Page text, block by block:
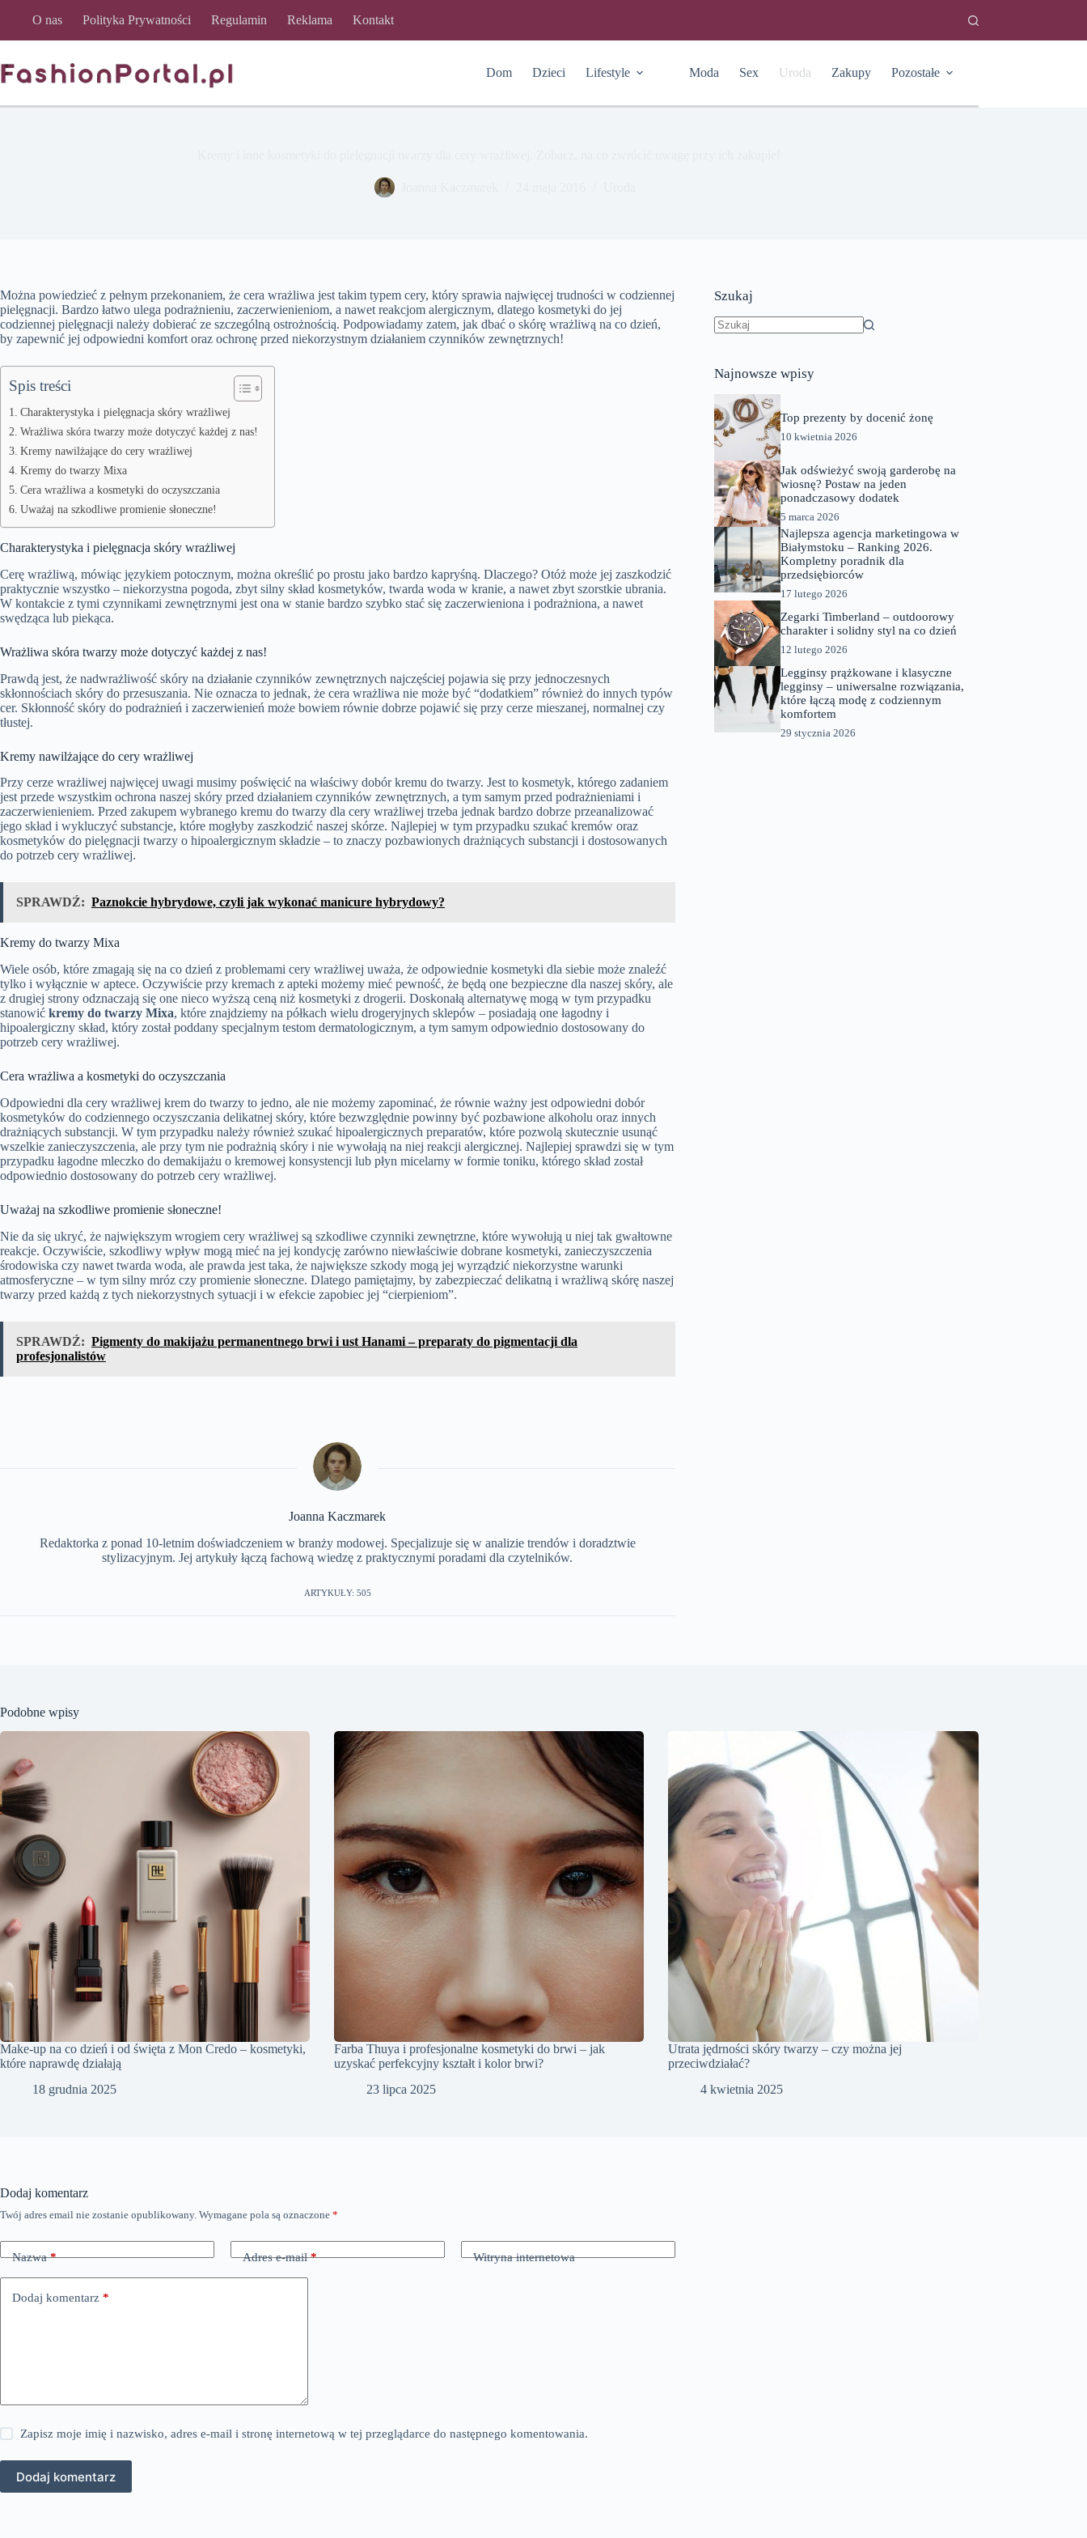
O nas Polityka Prywatności Regulamin Reklama Kontakt
Dom Dzieci Lifestyle Moda Sex Uroda Zakupy Pozostałe
Można powiedzieć z pełnym przekonaniem, że cera wrażliwa jest takim typem cery, który sprawia najwięcej trudności w codziennej
pielęgnacji. Bardzo łatwo ulega podrażnieniu, zaczerwienieniom, a nawet reakcjom alergicznym, dlatego kosmetyki do jej
codziennej pielęgnacji należy dobierać ze szczególną ostrożnością. Podpowiadamy zatem, jak dbać o skórę wrażliwą na co dzień,
by zapewnić jej odpowiedni komfort oraz ochronę przed niekorzystnym działaniem czynników zewnętrznych!
Spis treści
Charakterystyka i pielęgnacja skóry wrażliwej
Wrażliwa skóra twarzy może dotyczyć każdej z nas!
Kremy nawilżające do cery wrażliwej
Kremy do twarzy Mixa
Cera wrażliwa a kosmetyki do oczyszczania
Uważaj na szkodliwe promienie słoneczne!
Charakterystyka i pielęgnacja skóry wrażliwej
Cerę wrażliwą, mówiąc językiem potocznym, można określić po prostu jako bardzo kapryśną. Dlaczego? Otóż może jej zaszkodzić
praktycznie wszystko – niekorzystna pogoda, zbyt silny skład kosmetyków, twarda woda w kranie, a nawet zbyt szorstkie ubrania.
W kontakcie z tymi czynnikami zewnętrznymi jest ona w stanie bardzo szybko stać się zaczerwieniona i podrażniona, a nawet
swędząca lub piekąca.
Wrażliwa skóra twarzy może dotyczyć każdej z nas!
Prawdą jest, że nadwrażliwość skóry na działanie czynników zewnętrznych najczęściej pojawia się przy jednoczesnych
skłonnościach skóry do przesuszania. Nie oznacza to jednak, że cera wrażliwa nie może być “dodatkiem” również do innych typów
cer. Skłonność skóry do podrażnień i zaczerwienień może bowiem równie dobrze pojawić się przy cerze mieszanej, normalnej czy
tłustej.
Kremy nawilżające do cery wrażliwej
Przy cerze wrażliwej najwięcej uwagi musimy poświęcić na właściwy dobór kremu do twarzy. Jest to kosmetyk, którego zadaniem
jest przede wszystkim ochrona naszej skóry przed działaniem czynników zewnętrznych, a tym samym przed podrażnieniami i
zaczerwienieniem. Przed zakupem wybranego kremu do twarzy dla cery wrażliwej trzeba jednak bardzo dobrze przeanalizować
jego skład i wykluczyć substancje, które mogłyby zaszkodzić naszej skórze. Najlepiej w tym przypadku szukać kremów oraz
kosmetyków do pielęgnacji twarzy o hipoalergicznym składzie – to znaczy pozbawionych drażniących substancji i dostosowanych
do potrzeb cery wrażliwej.
SPRAWDŹ: Paznokcie hybrydowe, czyli jak wykonać manicure hybrydowy?
Kremy do twarzy Mixa
Wiele osób, które zmagają się na co dzień z problemami cery wrażliwej uważa, że odpowiednie kosmetyki dla siebie może znaleźć
tylko i wyłącznie w aptece. Oczywiście przy kremach z apteki możemy mieć pewność, że będą one bezpieczne dla naszej skóry, ale
z drugiej strony odznaczają się one nieco wyższą ceną niż kosmetyki z drogerii. Doskonałą alternatywę mogą w tym przypadku
stanowić kremy do twarzy Mixa, które znajdziemy na półkach wielu drogeryjnych sklepów – posiadają one łagodny i
hipoalergiczny skład, który został poddany specjalnym testom dermatologicznym, a tym samym odpowiednio dostosowany do
potrzeb cery wrażliwej.
Cera wrażliwa a kosmetyki do oczyszczania
Odpowiedni dla cery wrażliwej krem do twarzy to jedno, ale nie możemy zapominać, że równie ważny jest odpowiedni dobór
kosmetyków do codziennego oczyszczania delikatnej skóry, które bezwzględnie powinny być pozbawione alkoholu oraz innych
drażniących substancji. W tym przypadku należy również szukać hipoalergicznych preparatów, które pozwolą skutecznie usunąć
wszelkie zanieczyszczenia, ale przy tym nie podrażnią skóry i nie wywołają na niej reakcji alergicznej. Najlepiej sprawdzi się w tym
przypadku łagodne mleczko do demakijażu o kremowej konsystencji lub płyn micelarny w formie toniku, którego skład został
odpowiednio dostosowany do potrzeb cery wrażliwej.
Uważaj na szkodliwe promienie słoneczne!
Nie da się ukryć, że największym wrogiem cery wrażliwej są szkodliwe czynniki zewnętrzne, które wywołują u niej tak gwałtowne
reakcje. Oczywiście, szkodliwy wpływ mogą mieć na jej kondycję zarówno niewłaściwie dobrane kosmetyki, zanieczyszczenia
środowiska czy nawet twarda woda, ale prawda jest taka, że największe szkody mogą jej wyrządzić niekorzystne warunki
atmosferyczne – w tym silny mróz czy promienie słoneczne. Dlatego pamiętajmy, by zabezpieczać delikatną i wrażliwą skórę naszej
twarzy przed każdą z tych niekorzystnych sytuacji i w efekcie zapobiec jej “cierpieniom”.
SPRAWDŹ: Pigmenty do makijażu permanentnego brwi i ust Hanami – preparaty do pigmentacji dla
profesjonalistów
Joanna Kaczmarek
Redaktorka z ponad 10-letnim doświadczeniem w branży modowej. Specjalizuje się w analizie trendów i doradztwie
stylizacyjnym. Jej artykuły łączą fachową wiedzę z praktycznymi poradami dla czytelników.
ARTYKUŁY: 505
Szukaj
Najnowsze wpisy
Top prezenty by docenić żonę
10 kwietnia 2026
Jak odświeżyć swoją garderobę na
wiosnę? Postaw na jeden
ponadczasowy dodatek
5 marca 2026
Najlepsza agencja marketingowa w
Białymstoku – Ranking 2026.
Kompletny poradnik dla
przedsiębiorców
17 lutego 2026
Zegarki Timberland – outdoorowy
charakter i solidny styl na co dzień
12 lutego 2026
Legginsy prążkowane i klasyczne
legginsy – uniwersalne rozwiązania,
które łączą modę z codziennym
komfortem
29 stycznia 2026
Podobne wpisy
Make-up na co dzień i od święta z Mon Credo – kosmetyki,
które naprawdę działają
18 grudnia 2025
Farba Thuya i profesjonalne kosmetyki do brwi – jak
uzyskać perfekcyjny kształt i kolor brwi?
23 lipca 2025
Utrata jędrności skóry twarzy – czy można jej
przeciwdziałać?
4 kwietnia 2025
Dodaj komentarz
Twój adres email nie zostanie opublikowany. Wymagane pola są oznaczone *
Nazwa* Adres e-mail* Witryna internetowa
Dodaj komentarz *
Zapisz moje imię i nazwisko, adres e-mail i stronę internetową w tej przeglądarce do następnego komentowania.
Dodaj komentarz